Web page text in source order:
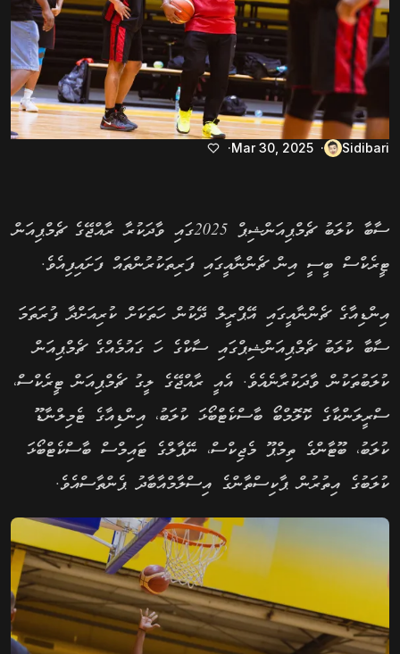
Sidibari
Mar 30, 2025
ސާބާ ކުލަބު ޗެމްޕިއަންޝިޕް 2025ގައި ވާދަކުރާ ރާއްޖޭގެ ޗެމްޕިއަން
ޓީރެކްސް ބީސީ އިން ޗެންނާއީގައި ފަރިތަކުރުންތައް ފަށައިފިއެވެ.
އިންޑިއާގެ ޗެންނާއީގައި އޭޕްރީލް ދޭކުން ހަތަކަށް ކުރިއަށްދާ ފުރަތަމަ
ސާބާ ކުލަބު ޗެމްޕިއަންޝިޕްގައި ސާކްގެ ހަ ގައުމެއްގެ ޗެމްޕިއަން
ކުލަބުތަކުން ވާދަކުރާނެއެވެ. އެއީ ރާއްޖޭގެ ލީގު ޗެމްޕިއަން ޓީރެކްސް،
ސްރީލަންކާގެ ކޮލޮމްބޯ ބާސްކެޓްބޯޅަ ކުލަބު، އިންޑިއާގެ ޓެމިލްނާޑޫ
ކުލަބު، ބޫޓާންގެ ތިމްޕޫ މެޖިކްސް، ނޭޕާލްގެ ޓައިމްސް ބާސްކެޓްބޯޅަ
ކުލަބުގެ އިތުރުން ޕާކިސްތާންގެ އިސްލާމްއާބާދު ޕެންތާސްއެވެ.